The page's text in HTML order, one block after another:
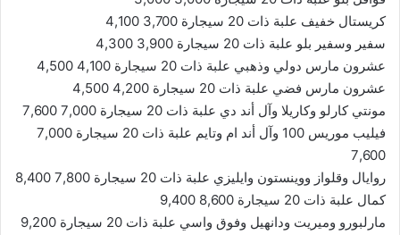
كريستال خفيف علبة ذات 20 سيجارة 3,700 4,100
سفير وسفير بلو علبة ذات 20 سيجارة 3,900 4,300
عشرون مارس دولي وذهبي علبة ذات 20 سيجارة 4,100 4,500
عشرون مارس فضي علبة ذات 20 سيجارة 4,200 4,500
مونتي كارلو وكاريلا وآل أند دي علبة ذات 20 سيجارة 7,000 7,600
فيليب موريس 100 وآل أند ام وتايم علبة ذات 20 سيجارة 7,000
7,600
روايال وقلواز ووينستون وايليزي علبة ذات 20 سيجارة 7,800 8,400
كمال علبة ذات 20 سيجارة 8,600 9,400
مارلبورو وميريت ودانهيل وفوق واسي علبة ذات 20 سيجارة 9,200